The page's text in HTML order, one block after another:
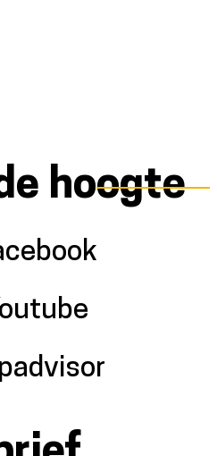
hoogte